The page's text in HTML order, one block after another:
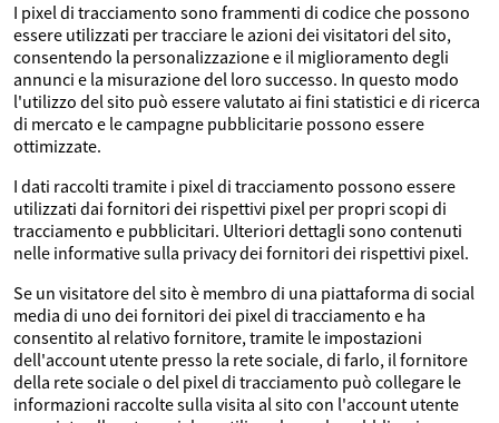
I pixel di tracciamento sono frammenti di codice che possono
essere utilizzati per tracciare le azioni dei visitatori del sito,
consentendo la personalizzazione e il miglioramento degli
annunci e la misurazione del loro successo. In questo modo
l'utilizzo del sito può essere valutato ai fini statistici e di ricerca
di mercato e le campagne pubblicitarie possono essere
ottimizzate.
I dati raccolti tramite i pixel di tracciamento possono essere
utilizzati dai fornitori dei rispettivi pixel per propri scopi di
tracciamento e pubblicitari. Ulteriori dettagli sono contenuti
nelle informative sulla privacy dei fornitori dei rispettivi pixel.
Se un visitatore del sito è membro di una piattaforma di social
media di uno dei fornitori dei pixel di tracciamento e ha
consentito al relativo fornitore, tramite le impostazioni
dell'account utente presso la rete sociale, di farlo, il fornitore
della rete sociale o del pixel di tracciamento può collegare le
informazioni raccolte sulla visita al sito con l'account utente